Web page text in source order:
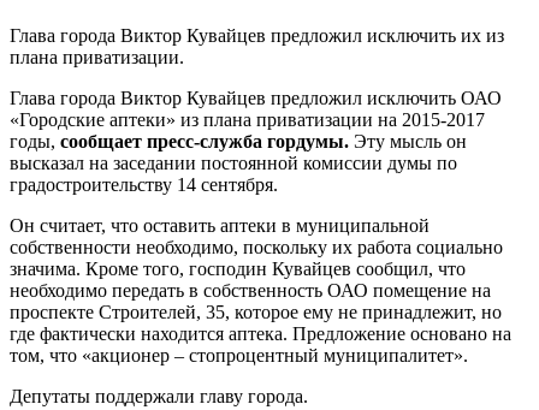
Глава города Виктор Кувайцев предложил исключить их из
плана приватизации.
Глава города Виктор Кувайцев предложил исключить ОАО
«Городские аптеки» из плана приватизации на 2015-2017
годы, сообщает пресс-служба гордумы. Эту мысль он
высказал на заседании постоянной комиссии думы по
градостроительству 14 сентября.
Он считает, что оставить аптеки в муниципальной
собственности необходимо, поскольку их работа социально
значима. Кроме того, господин Кувайцев сообщил, что
необходимо передать в собственность ОАО помещение на
проспекте Строителей, 35, которое ему не принадлежит, но
где фактически находится аптека. Предложение основано на
том, что «акционер – стопроцентный муниципалитет».
Депутаты поддержали главу города.